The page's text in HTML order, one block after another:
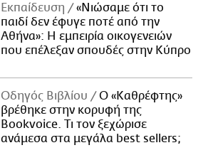
Εκπαίδευση
«Νιώσαμε ότι το
παιδί δεν έφυγε ποτέ από την
Αθήνα»: Η εμπειρία οικογενειών
που επέλεξαν σπουδές στην Κύπρο
Οδηγός Βιβλίου
Ο «Καθρέφτης»
βρέθηκε στην κορυφή της
Bookvoice. Τι τον ξεχώρισε
ανάμεσα στα μεγάλα best sellers;